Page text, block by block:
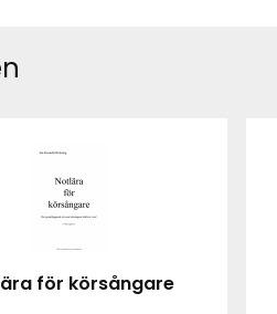
för körsångare